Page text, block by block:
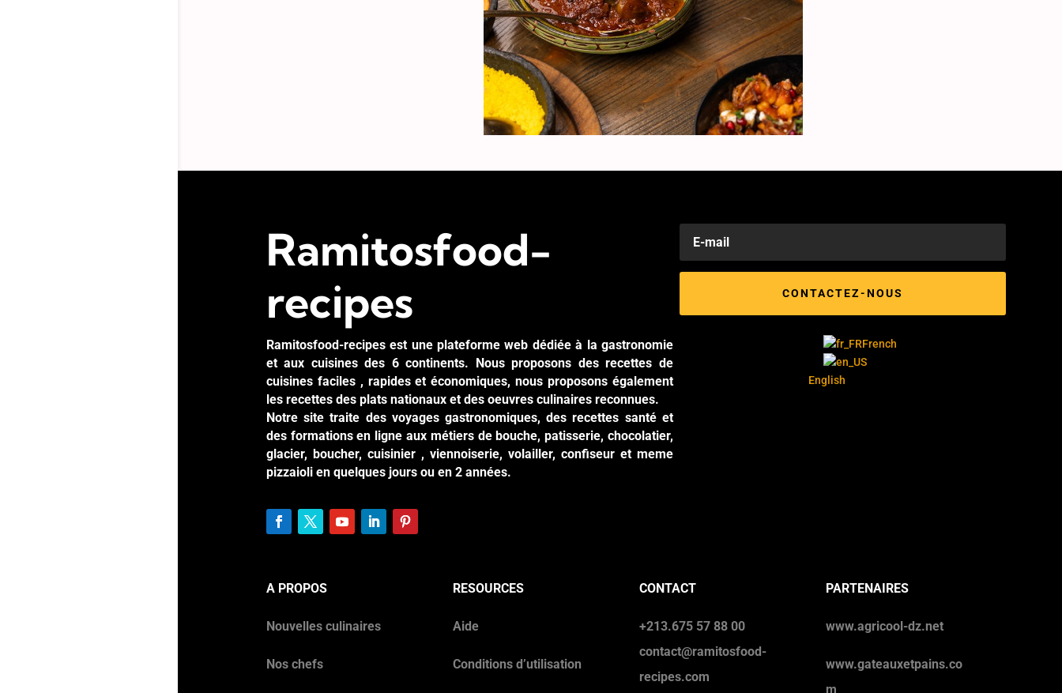
Ramitosfood-
recipes
Ramitosfood-recipes est une plateforme web dédiée à la gastronomie
et aux cuisines des 6 continents. Nous proposons des recettes de
cuisines faciles , rapides et économiques, nous proposons également
les recettes des plats nationaux et des oeuvres culinaires reconnues.
Notre site traite des voyages gastronomiques, des recettes santé et
des formations en ligne aux métiers de bouche, patisserie, chocolatier,
glacier, boucher, cuisinier , viennoiserie, volailler, confiseur et meme
pizzaioli en quelques jours ou en 2 années.
CONTACTEZ-NOUS
French
English
A PROPOS
Nouvelles culinaires
Nos chefs
RESOURCES
Aide
Conditions d’utilisation
CONTACT
+213.675 57 88 00
contact@ramitosfood-
recipes.com
PARTENAIRES
www.agricool-dz.net
www.gateauxetpains.co
m